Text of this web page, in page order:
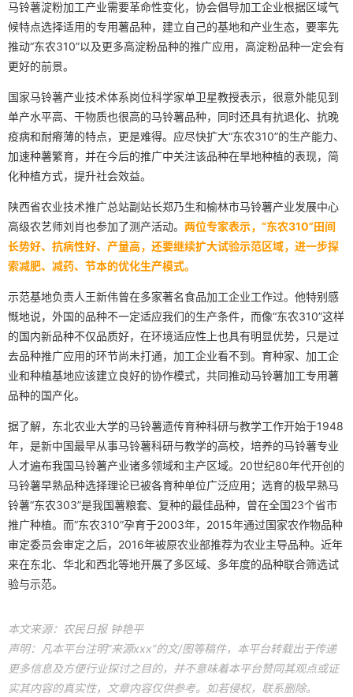
马铃薯淀粉加工产业需要革命性变化，协会倡导加工企业根据区域气
候特点选择适用的专用薯品种，建立自己的基地和产业生态，要率先
推动“东农310”以及更多高淀粉品种的推广应用，高淀粉品种一定会有
更好的前景。
国家马铃薯产业技术体系岗位科学家单卫星教授表示，很意外能见到
单产水平高、干物质也很高的马铃薯品种，同时还具有抗退化、抗晚
疫病和耐瘠薄的特点，更是难得。应尽快扩大“东农310”的生产能力、
加速种薯繁育，并在今后的推广中关注该品种在旱地种植的表现，简
化种植方式，提升社会效益。
陕西省农业技术推广总站副站长郑乃生和榆林市马铃薯产业发展中心
高级农艺师刘肖也参加了测产活动。 两位专家表示，“东农310”田间
长势好、抗病性好、产量高，还要继续扩大试验示范区域，进一步探
索减肥、减药、节本的优化生产模式。
示范基地负责人王新伟曾在多家著名食品加工企业工作过。他特别感
慨地说，外国的品种不一定适应我们的生产条件，而像“东农310”这样
的国内新品种不仅品质好，在环境适应性上也具有明显优势，只是过
去品种推广应用的环节尚未打通，加工企业看不到。育种家、加工企
业和种植基地应该建立良好的协作模式，共同推动马铃薯加工专用薯
品种的国产化。
据了解，东北农业大学的马铃薯遗传育种科研与教学工作开始于1948
年，是新中国最早从事马铃薯科研与教学的高校，培养的马铃薯专业
人才遍布我国马铃薯产业诸多领域和主产区域。20世纪80年代开创的
马铃薯早熟品种选择理论已被各育种单位广泛应用；选育的极早熟马
铃薯“东农303”是我国薯粮套、复种的最佳品种，曾在全国23个省市
推广种植。而“东农310”孕育于2003年，2015年通过国家农作物品种
审定委员会审定之后，2016年被原农业部推荐为农业主导品种。近年
来在东北、华北和西北等地开展了多区域、多年度的品种联合筛选试
验与示范。
本文来源：农民日报 钟艳平
声明：凡本平台注明“来源xxx”的文/图等稿件，本平台转载出于传递
更多信息及方便行业探讨之目的，并不意味着本平台赞同其观点或证
实其内容的真实性，文章内容仅供参考。如若侵权，联系删除。